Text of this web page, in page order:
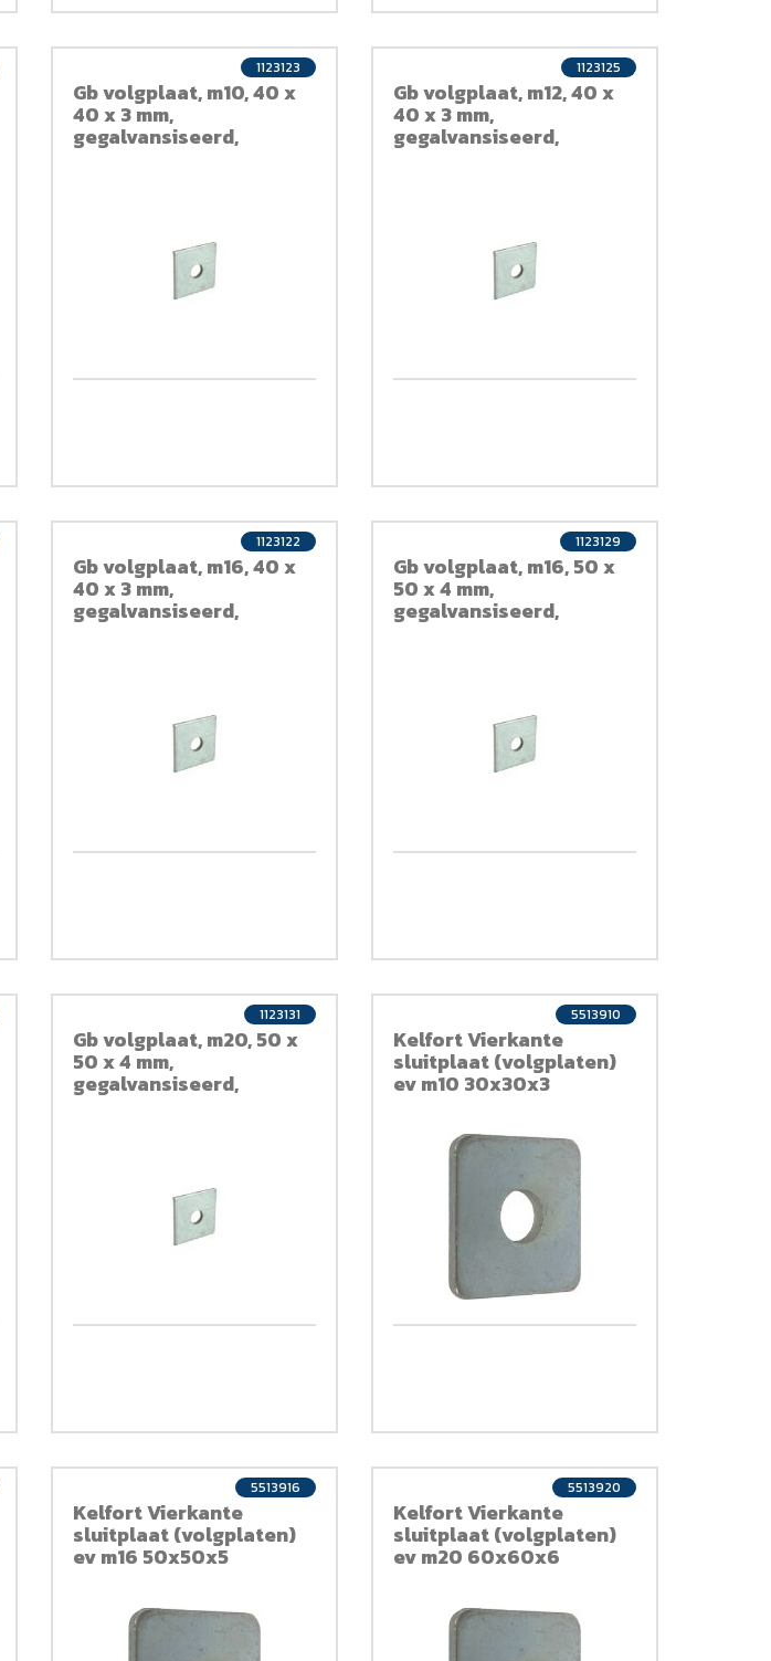
Gb volgplaat, m10, 40 x
40 x 3 mm,
gegalvansiseerd,
1123123
Gb volgplaat, m12, 40 x
40 x 3 mm,
gegalvansiseerd,
1123125
Gb volgplaat, m16, 40 x
40 x 3 mm,
gegalvansiseerd,
verzinkt
1123122
Gb volgplaat, m16, 50 x
50 x 4 mm,
gegalvansiseerd,
verzinkt
1123129
Gb volgplaat, m20, 50 x
50 x 4 mm,
gegalvansiseerd,
1123131
Kelfort Vierkante
sluitplaat (volgplaten)
ev m10 30x30x3
5513910
Kelfort Vierkante
sluitplaat (volgplaten)
ev m16 50x50x5
5513916
Kelfort Vierkante
sluitplaat (volgplaten)
ev m20 60x60x6
5513920